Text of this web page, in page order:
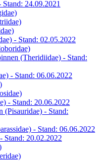
24.09.2021
- Stand: 02.05.2022
(Theridiidae) - Stand:
- Stand: 06.06.2022
- Stand: 20.06.2022
(Pisauridae) - Stand:
- Stand: 06.06.2022
Stand: 20.02.2022